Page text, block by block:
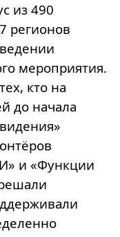
из 490
регионов
мероприятия.
кто на
до начала
и «Функции